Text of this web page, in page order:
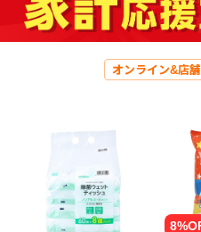
オンライン&店舗